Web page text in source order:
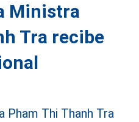
Ministra
Tra recibe
Pham Thi Thanh Tra